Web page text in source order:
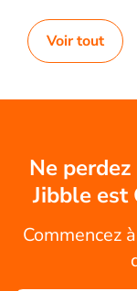
Voir tout
Ne
Jibble est
Commencez